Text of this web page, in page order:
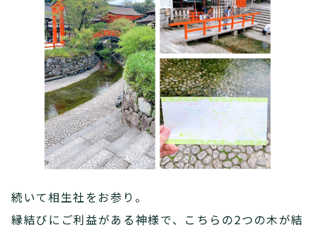
続いて相生社をお参り。
縁結びにご利益がある神様で、こちらの2つの木が結